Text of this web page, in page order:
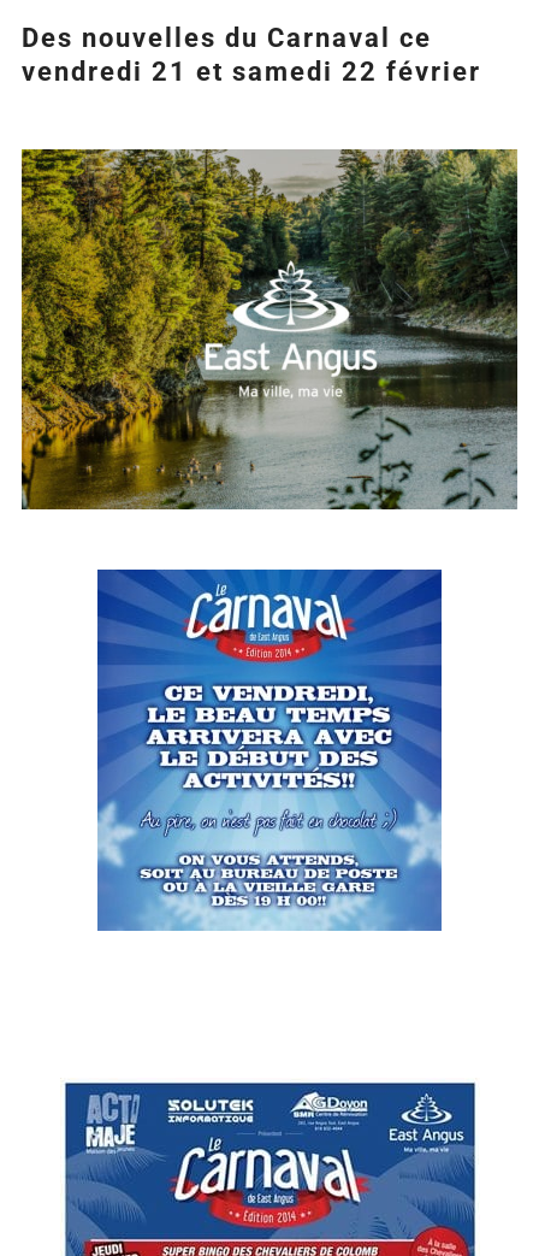
Des nouvelles du Carnaval ce
vendredi 21 et samedi 22 février
Agrandir
l&apos;image